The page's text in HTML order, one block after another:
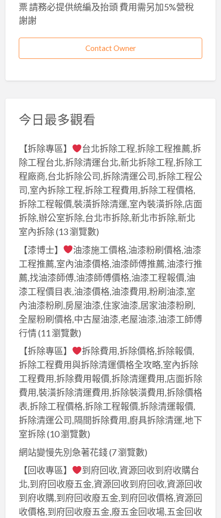
票 請務必提供統編及抬頭 費用需另加5%營稅
謝謝
Contact Owner
今日最多觀看
【拆除專區】
台北拆除工程,拆除工程推薦,拆
除工程台北,拆除清運台北,新北拆除工程,拆除工
程廠商,台北拆除公司,拆除清運公司,拆除工程公
司,室內拆除工程,拆除工程費用,拆除工程價格,
拆除工程報價,裝潢拆除清運,室內裝潢拆除,店面
拆除,辦公室拆除,台北市拆除,新北市拆除,新北
室內拆除(13 瀏覽數)
【漆博士】
油漆施工價格,油漆粉刷價格,油漆
工程推薦,室內油漆價格,油漆師傅推薦,油漆行推
薦,找油漆師傅,油漆師傅價格,油漆工程報價,油
漆工程價目表,油漆價格,油漆費用,粉刷油漆,室
內油漆粉刷,房屋油漆,住家油漆,居家油漆粉刷,
全屋粉刷價格,中古屋油漆,老屋油漆,油漆工師傅
行情(11 瀏覽數)
【拆除專區】
拆除費用,拆除價格,拆除報價,
拆除工程費用與拆除清運價格全攻略,室內拆除
工程費用,拆除費用報價,拆除清運費用,店面拆除
費用,裝潢拆除清運費用,拆除裝潢費用,拆除價格
表,拆除工程價格,拆除工程報價,拆除清運報價,
拆除清運公司,隔間拆除費用,廚具拆除清運,地下
室拆除(10 瀏覽數)
網站變慢先別急著花錢(7 瀏覽數)
【回收專區】
到府回收,資源回收到府收購台
北,到府回收廢五金,資源回收到府回收,資源回收
到府收購,到府回收廢五金,到府回收價格,資源回
收價格,到府回收廢五金,廢五金回收場,五金回收